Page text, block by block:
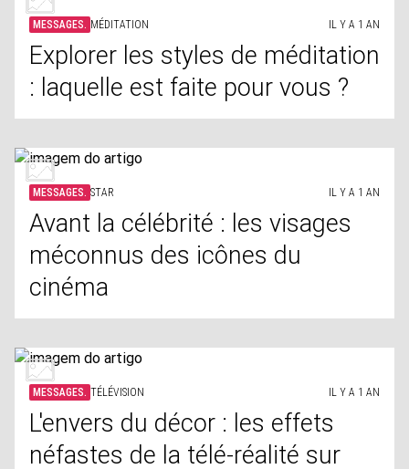
MESSAGES. MÉDITATION IL Y A 1 AN
Explorer les styles de méditation
: laquelle est faite pour vous ?
MESSAGES. STAR IL Y A 1 AN
Avant la célébrité : les visages
méconnus des icônes du
cinéma
MESSAGES. TÉLÉVISION IL Y A 1 AN
L'envers du décor : les effets
néfastes de la télé-réalité sur